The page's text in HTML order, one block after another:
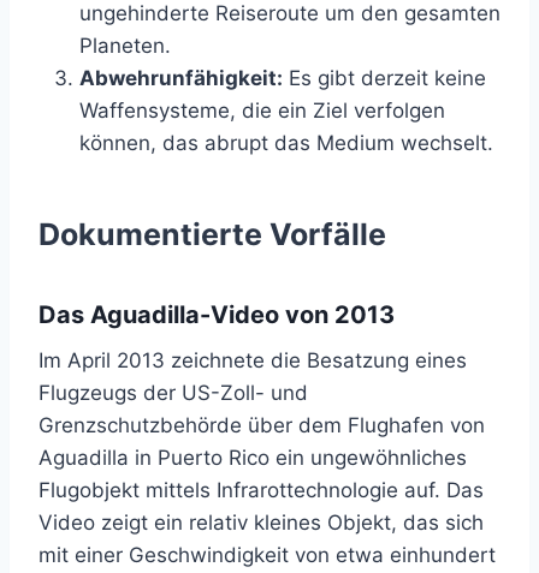
ungehinderte Reiseroute um den gesamten
Planeten.
Abwehrunfähigkeit: Es gibt derzeit keine
Waffensysteme, die ein Ziel verfolgen
können, das abrupt das Medium wechselt.
Dokumentierte Vorfälle
Das Aguadilla-Video von 2013
Im April 2013 zeichnete die Besatzung eines
Flugzeugs der US-Zoll- und
Grenzschutzbehörde über dem Flughafen von
Aguadilla in Puerto Rico ein ungewöhnliches
Flugobjekt mittels Infrarottechnologie auf. Das
Video zeigt ein relativ kleines Objekt, das sich
mit einer Geschwindigkeit von etwa einhundert